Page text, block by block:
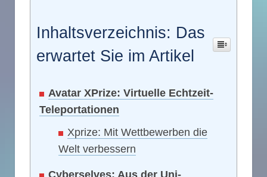
Inhaltsverzeichnis: Das
erwartet Sie im Artikel
Avatar XPrize: Virtuelle Echtzeit-
Teleportationen
Xprize: Mit Wettbewerben die
Welt verbessern
Cyberselves: Aus der Uni-